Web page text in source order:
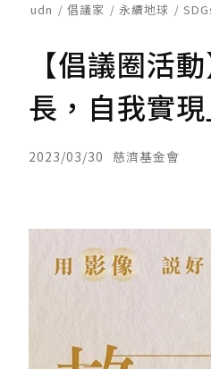
udn 倡議家 永續地球
【倡議圈活
長，自我實
2023/03/30 慈濟基金會